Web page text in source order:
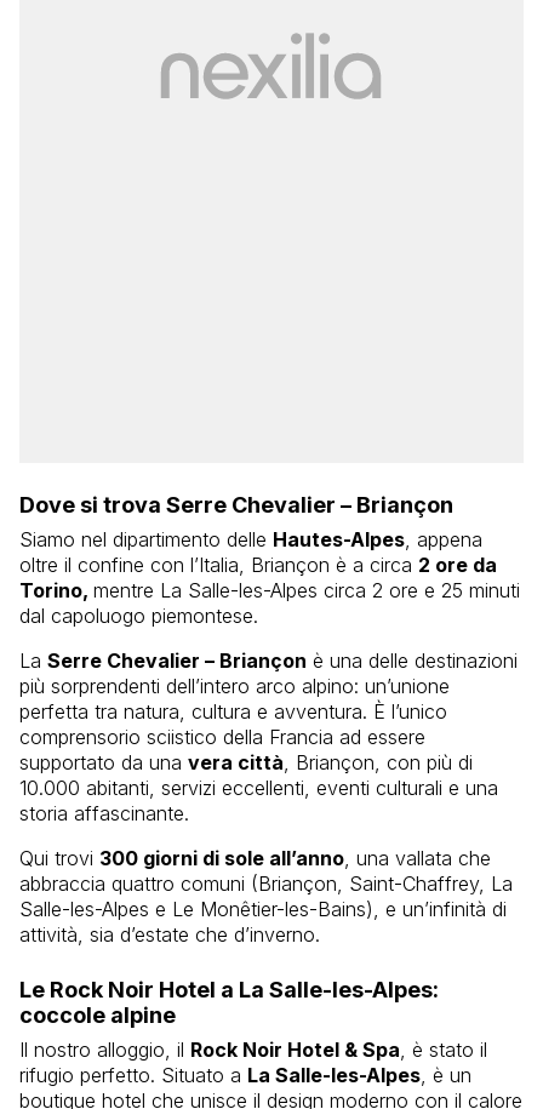
Dove si trova Serre Chevalier – Briançon
Siamo nel dipartimento delle Hautes-Alpes , appena
oltre il confine con l’Italia, Briançon è a circa 2 ore da
Torino, mentre La Salle-les-Alpes circa 2 ore e 25 minuti
dal capoluogo piemontese.
La Serre Chevalier – Briançon è una delle destinazioni
più sorprendenti dell’intero arco alpino: un’unione
perfetta tra natura, cultura e avventura. È l’unico
comprensorio sciistico della Francia ad essere
supportato da una vera città , Briançon, con più di
10.000 abitanti, servizi eccellenti, eventi culturali e una
storia affascinante.
Qui trovi 300 giorni di sole all’anno , una vallata che
abbraccia quattro comuni (Briançon, Saint-Chaffrey, La
Salle-les-Alpes e Le Monêtier-les-Bains), e un’infinità di
attività, sia d’estate che d’inverno.
Le Rock Noir Hotel a La Salle-les-Alpes:
coccole alpine
Il nostro alloggio, il Rock Noir Hotel & Spa , è stato il
rifugio perfetto. Situato a La Salle-les-Alpes , è un
boutique hotel che unisce il design moderno con il calore